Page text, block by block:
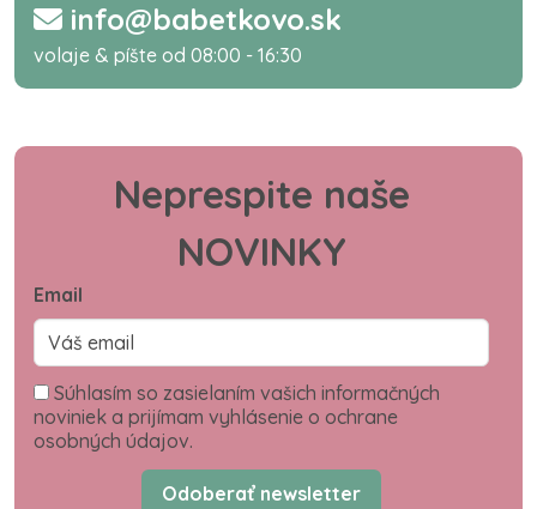
info@babetkovo.sk
volaje & píšte od 08:00 - 16:30
Neprespite naše
NOVINKY
Email
Súhlasím so zasielaním vašich informačných
noviniek a prijímam vyhlásenie o ochrane
osobných údajov.
Odoberať newsletter